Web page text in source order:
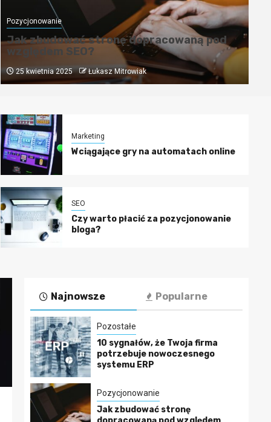
Pozycjonowanie
Współpraca z agencją SEO – czy
17 maja 2022 Łukasz Mitrowiak
Pozycjonowanie
Jak zbudować stronę dopracowaną pod
względem SEO?
25 kwietnia 2025 Łukasz Mitrowiak
Marketing
Wciągające gry na automatach online
SEO
Czy warto płacić za pozycjonowanie
bloga?
Marketing
Najnowsze Popularne
Pozostałe
10 sygnałów, że Twoja firma
potrzebuje nowoczesnego
systemu ERP
Pozycjonowanie
Jak zbudować stronę